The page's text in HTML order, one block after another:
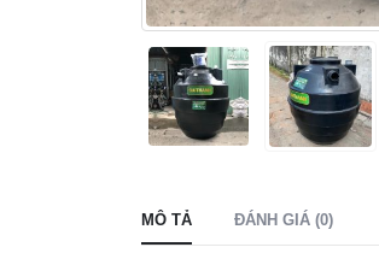
MÔ TẢ ĐÁNH GIÁ (0)